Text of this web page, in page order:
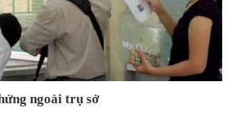
ngoài trụ sở